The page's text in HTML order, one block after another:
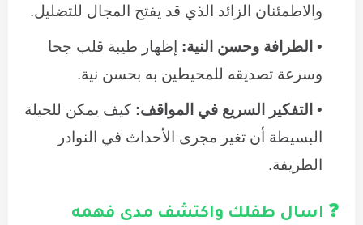
والاطمئنان الزائد الذي قد يفتح المجال للتضليل.
الطرافة وحسن النية: إظهار طيبة قلب جحا
وسرعة تصديقه للمحيطين به بحسن نية.
التفكير السريع في المواقف: كيف يمكن للحيلة
البسيطة أن تغير مجرى الأحداث في النوادر
الطريفة.
❓ اسال طفلك واكتشف مدى فهمه